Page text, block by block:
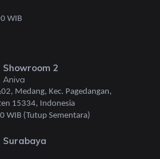
WIB
2
Aniva
Medang, Kec. Pagedangan,
15334, Indonesia
WIB (Tutup Sementara)
Surabaya